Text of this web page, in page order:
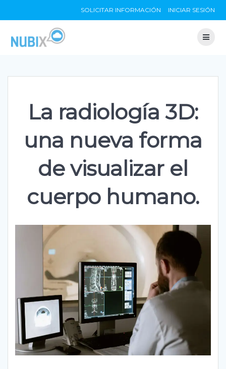
to
SOLICITAR INFORMACIÓN INICIAR SESIÓN
La radiología 3D:
una nueva forma
de visualizar el
cuerpo humano.